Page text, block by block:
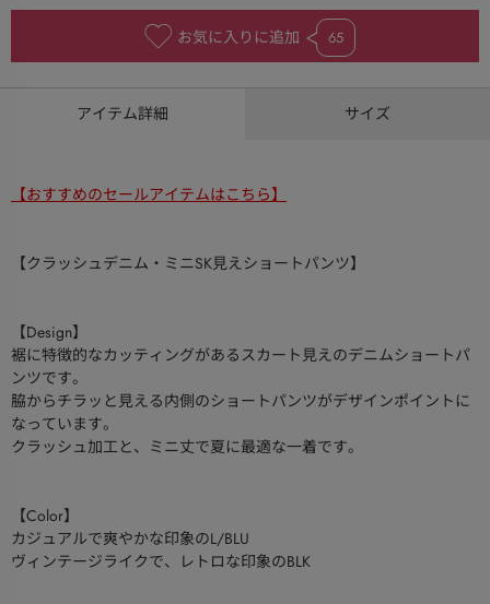
お気に入りに追加 65
アイテム詳細 サイズ
【おすすめのセールアイテムはこちら】
【クラッシュデニム・ミニSK見えショートパンツ】
【Design】
裾に特徴的なカッティングがあるスカート見えのデニムショートパ
ンツです。
脇からチラッと見える内側のショートパンツがデザインポイントに
なっています。
クラッシュ加工と、ミニ丈で夏に最適な一着です。
【Color】
カジュアルで爽やかな印象のL/BLU
ヴィンテージライクで、レトロな印象のBLK